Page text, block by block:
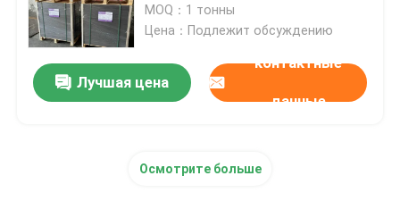
100 см
MOQ：1 тонны
Цена：Подлежит обсуждению
Лучшая цена
контактные
данные
Осмотрите больше